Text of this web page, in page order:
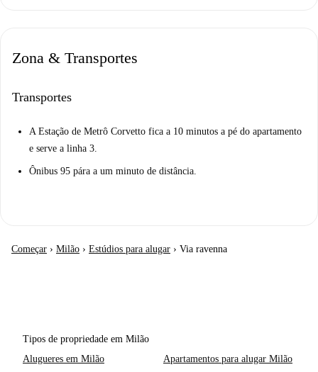
Zona & Transportes
Transportes
A Estação de Metrô Corvetto fica a 10 minutos a pé do apartamento
e serve a linha 3.
Ônibus 95 pára a um minuto de distância.
Começar › Milão › Estúdios para alugar › Via ravenna
Tipos de propriedade em Milão
Alugueres em Milão
Apartamentos para alugar Milão